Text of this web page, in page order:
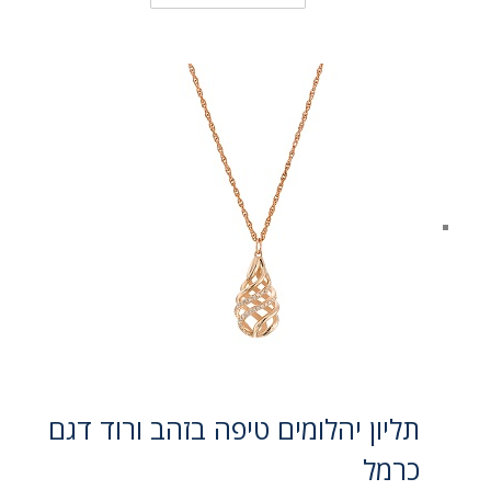
תליון יהלומים טיפה בזהב ורוד דגם
כרמל